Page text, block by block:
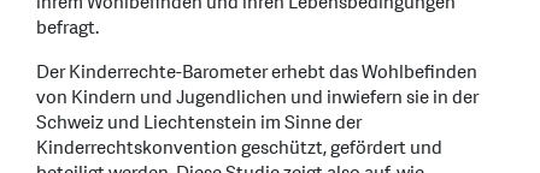
befragt.
Der Kinderrechte-Barometer erhebt das Wohlbefinden
von Kindern und Jugendlichen und inwiefern sie in der
Schweiz und Liechtenstein im Sinne der
Kinderrechtskonvention geschützt, gefördert und